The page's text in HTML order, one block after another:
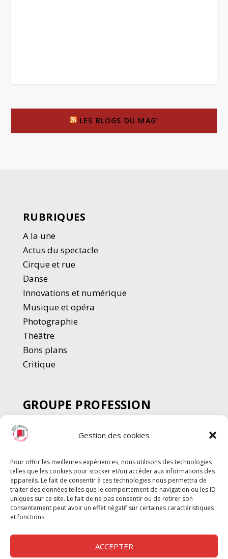
Gestion des cookies
Pour offrir les meilleures expériences, nous utilisons des technologies
telles que les cookies pour stocker et/ou accéder aux informations des
appareils. Le fait de consentir à ces technologies nous permettra de
traiter des données telles que le comportement de navigation ou les ID
uniques sur ce site. Le fait de ne pas consentir ou de retirer son
consentement peut avoir un effet négatif sur certaines caractéristiques
et fonctions.
ACCEPTER
LES BLOGS DU MAG’
RUBRIQUES
A la une
Actus du spectacle
Cirque et rue
Danse
Innovations et numérique
Musique et opéra
Photographie
Théâtre
Bons plans
Critique
GROUPE PROFESSION
SPECTACLE
Chèque Intermittents
Chèque Compta
Chèque Emploi Spectacle
G-Pods
Profession Audio-visuel